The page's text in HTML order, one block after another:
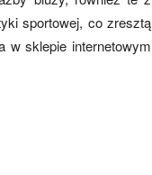
sportowej, co zresztą
w sklepie internetowym